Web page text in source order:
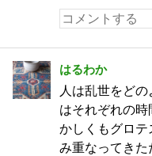
はるわか
人は乱世をど
はそれぞれの
かしくもグロ
み重なってきた